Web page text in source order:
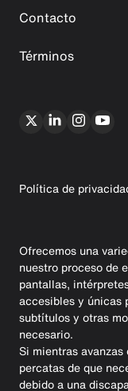
Contacto
Términos
Política de
Ofrecemos una
nuestro proceso de
pantallas,
accesibles y únicas
subtítulos y otras
necesario.
Si mientras
percatas de que
debido a una